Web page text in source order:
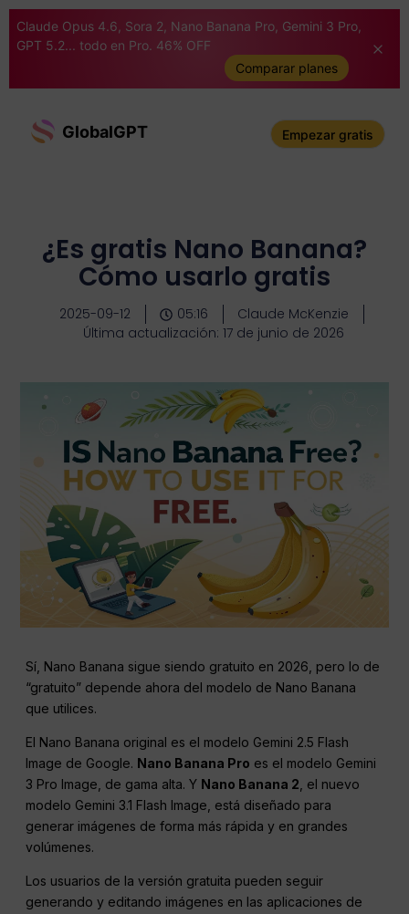
Claude Opus 4.6, Sora 2, Nano Banana Pro, Gemini 3 Pro,
GPT 5.2... todo en Pro. 46% OFF
Comparar planes
GlobalGPT Empezar gratis
¿Es gratis Nano Banana?
Cómo usarlo gratis
2025-09-12 05:16
Claude McKenzie
Última actualización: 17 de junio de 2026
Sí, Nano Banana sigue siendo gratuito en 2026, pero lo de
“gratuito” depende ahora del modelo de Nano Banana
que utilices.
El Nano Banana original es el modelo Gemini 2.5 Flash
Image de Google. Nano Banana Pro es el modelo Gemini
3 Pro Image, de gama alta. Y Nano Banana 2 , el nuevo
modelo Gemini 3.1 Flash Image, está diseñado para
generar imágenes de forma más rápida y en grandes
volúmenes.
Los usuarios de la versión gratuita pueden seguir
generando y editando imágenes en las aplicaciones de